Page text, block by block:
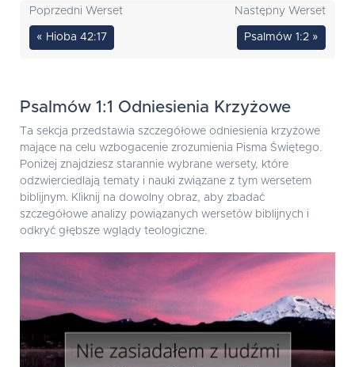
Poprzedni Werset
« Hioba 42:17
Następny Werset
Psalmów 1:2 »
Psalmów 1:1 Odniesienia Krzyżowe
Ta sekcja przedstawia szczegółowe odniesienia krzyżowe
mające na celu wzbogacenie zrozumienia Pisma Świętego.
Poniżej znajdziesz starannie wybrane wersety, które
odzwierciedlają tematy i nauki związane z tym wersetem
biblijnym. Kliknij na dowolny obraz, aby zbadać
szczegółowe analizy powiązanych wersetów biblijnych i
odkryć głębsze wglądy teologiczne.